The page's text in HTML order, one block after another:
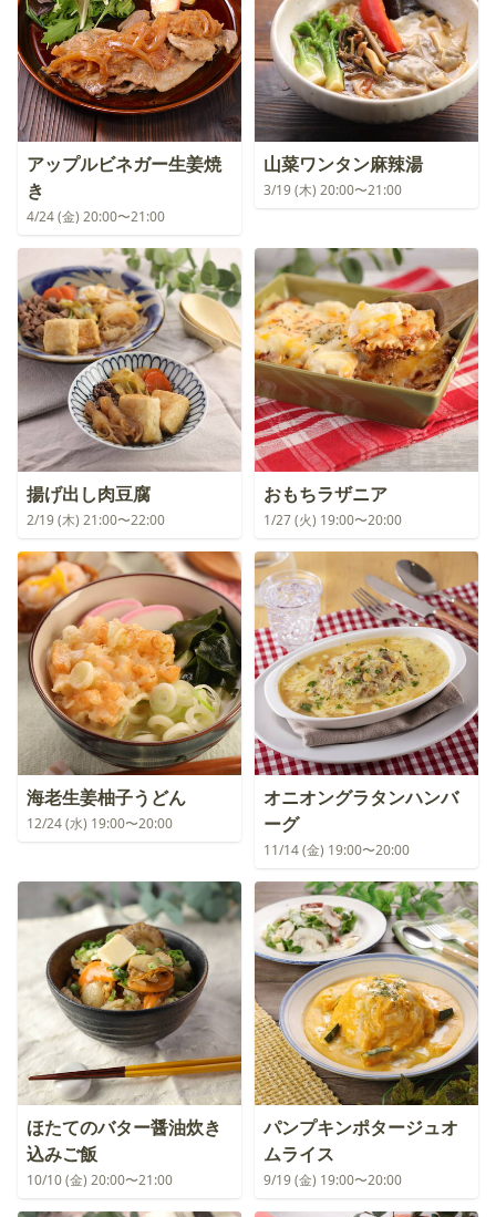
アップルビネガー生姜焼
き
4/24 (金) 20:00〜21:00
山菜ワンタン麻辣湯
3/19 (木) 20:00〜21:00
揚げ出し肉豆腐
2/19 (木) 21:00〜22:00
おもちラザニア
1/27 (火) 19:00〜20:00
海老生姜柚子うどん
12/24 (水) 19:00〜20:00
オニオングラタンハンバ
ーグ
11/14 (金) 19:00〜20:00
ほたてのバター醤油炊き
込みご飯
10/10 (金) 20:00〜21:00
パンプキンポタージュオ
ムライス
9/19 (金) 19:00〜20:00